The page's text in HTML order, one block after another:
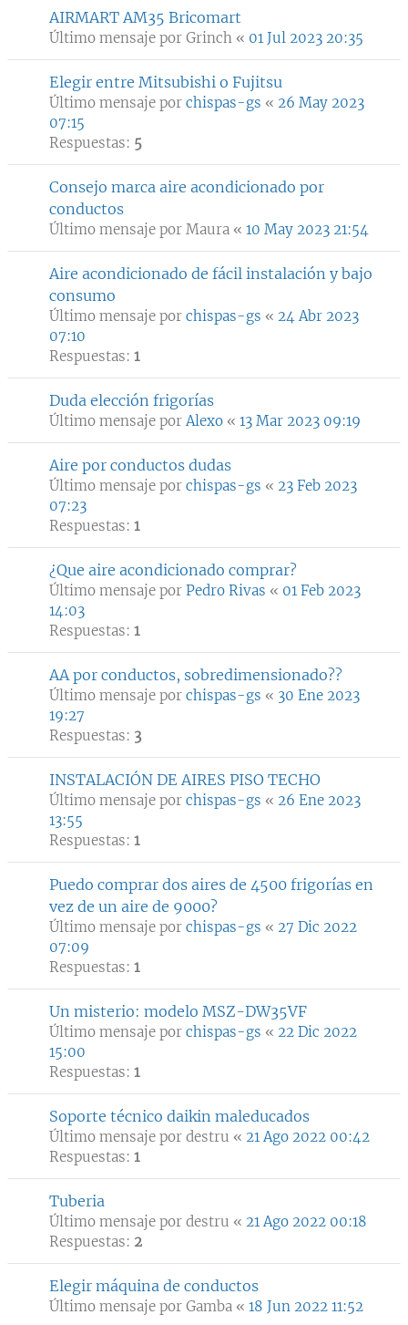
AIRMART AM35 Bricomart
Último mensaje por Grinch « 01 Jul 2023 20:35
Elegir entre Mitsubishi o Fujitsu
Último mensaje por chispas-gs « 26 May 2023
07:15
Respuestas: 5
Consejo marca aire acondicionado por
conductos
Último mensaje por Maura « 10 May 2023 21:54
Aire acondicionado de fácil instalación y bajo
consumo
Último mensaje por chispas-gs « 24 Abr 2023
07:10
Respuestas: 1
Duda elección frigorías
Último mensaje porAlexo « 13 Mar 2023 09:19
Aire por conductos dudas
Último mensaje por chispas-gs « 23 Feb 2023
07:23
Respuestas: 1
¿Que aire acondicionado comprar?
Último mensaje por Pedro Rivas « 01 Feb 2023
14:03
Respuestas: 1
AA por conductos, sobredimensionado??
Último mensaje por chispas-gs « 30 Ene 2023
19:27
Respuestas: 3
INSTALACIÓN DE AIRES PISO TECHO
Último mensaje por chispas-gs « 26 Ene 2023
13:55
Respuestas: 1
Puedo comprar dos aires de 4500 frigorías en
vez de un aire de 9000?
Último mensaje por chispas-gs « 27 Dic 2022
07:09
Respuestas: 1
Un misterio: modelo MSZ-DW35VF
Último mensaje por chispas-gs « 22 Dic 2022
15:00
Respuestas: 1
Soporte técnico daikin maleducados
Último mensaje por destru « 21 Ago 2022 00:42
Respuestas: 1
Tuberia
Último mensaje por destru « 21 Ago 2022 00:18
Respuestas: 2
Elegir máquina de conductos
Último mensaje por Gamba « 18 Jun 2022 11:52